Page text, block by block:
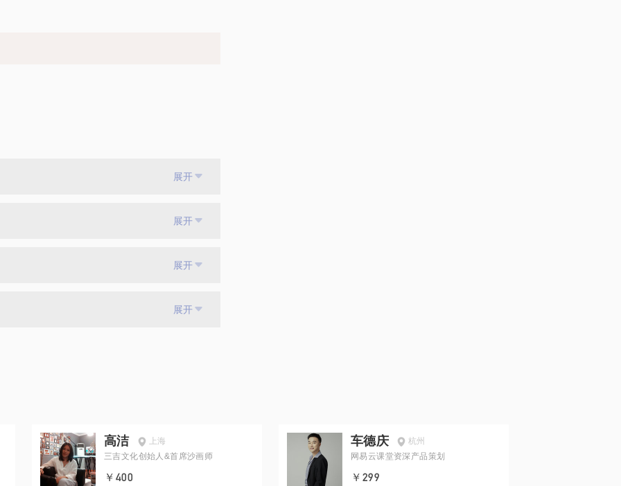
展开
展开
展开
展开
高洁
上海
三吉文化创始人&首席沙画师
￥400
车德庆
杭州
网易云课堂资深产品策划
￥299